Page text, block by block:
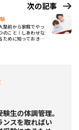
次の記事
塾前から家庭でやっ
のこと｜しあわせな
ために知っておきた
生の体調管理。
ンスを取ればい